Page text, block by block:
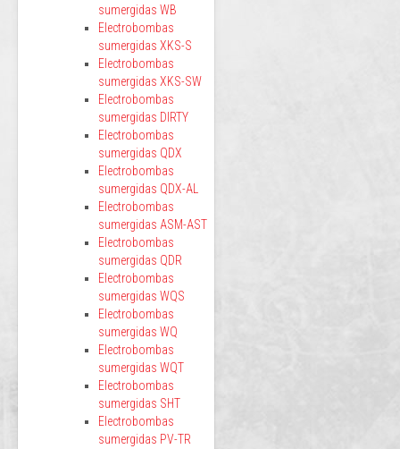
sumergidas WB
Electrobombas
sumergidas XKS-S
Electrobombas
sumergidas XKS-SW
Electrobombas
sumergidas DIRTY
Electrobombas
sumergidas QDX
Electrobombas
sumergidas QDX-AL
Electrobombas
sumergidas ASM-AST
Electrobombas
sumergidas QDR
Electrobombas
sumergidas WQS
Electrobombas
sumergidas WQ
Electrobombas
sumergidas WQT
Electrobombas
sumergidas SHT
Electrobombas
sumergidas PV-TR